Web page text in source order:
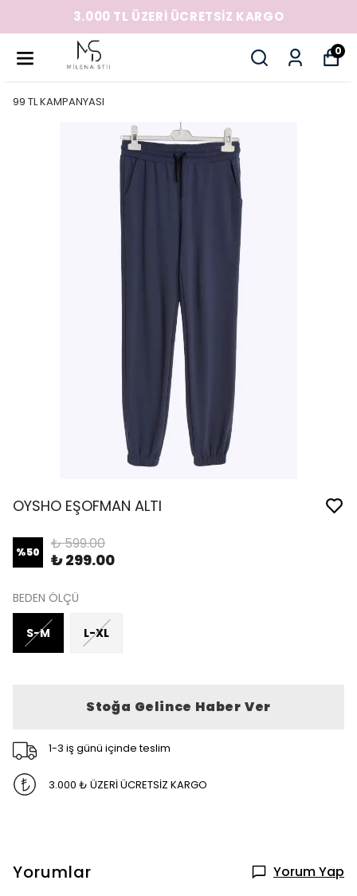
3.000 TL ÜZERİ ÜCRETSİZ KARGO
0
99 TL KAMPANYASI
OYSHO EŞOFMAN ALTI
%50 ₺ 599.00
₺ 299.00
BEDEN ÖLÇÜ
S-M L-XL
Stoğa Gelince Haber Ver
1-3 iş günü içinde teslim
3.000 ₺ ÜZERİ ÜCRETSİZ KARGO
Yorumlar Yorum Yap